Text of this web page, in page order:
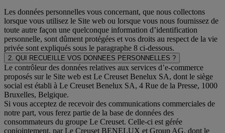
Les données personnelles vous concernant, que nous collectons
lorsque vous utilisez le Site web ou lorsque vous nous fournissez de
toute autre façon une quelconque information d’identification
personnelle, sont dûment protégées et vos droits au respect de la vie
privée sont expliqués sous le paragraphe 8 ci-dessous.
2. QUI RECUEILLE VOS DONNEES PERSONNELLES ?
Le contrôleur des données relatives aux services d’e-commerce
proposés sur le Site web est Le Creuset Benelux SA, dont le siège
social est établi à Le Creuset Benelux SA, 4 Rue de la Presse, 1000
Bruxelles, Belgique.
Si vous acceptez de recevoir des communications commerciales de
notre part, vous ferez partie de la base de données des
consommateurs du groupe Le Creuset. Celle-ci est gérée
conjointement, par Le Creuset BENELUX et Group AG, dont le